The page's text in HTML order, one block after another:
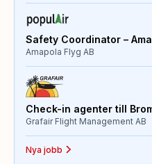
Safety Coordinator –
Amapola Flyg AB
Check-in agenter till
Grafair Flight Management AB
Nya jobb